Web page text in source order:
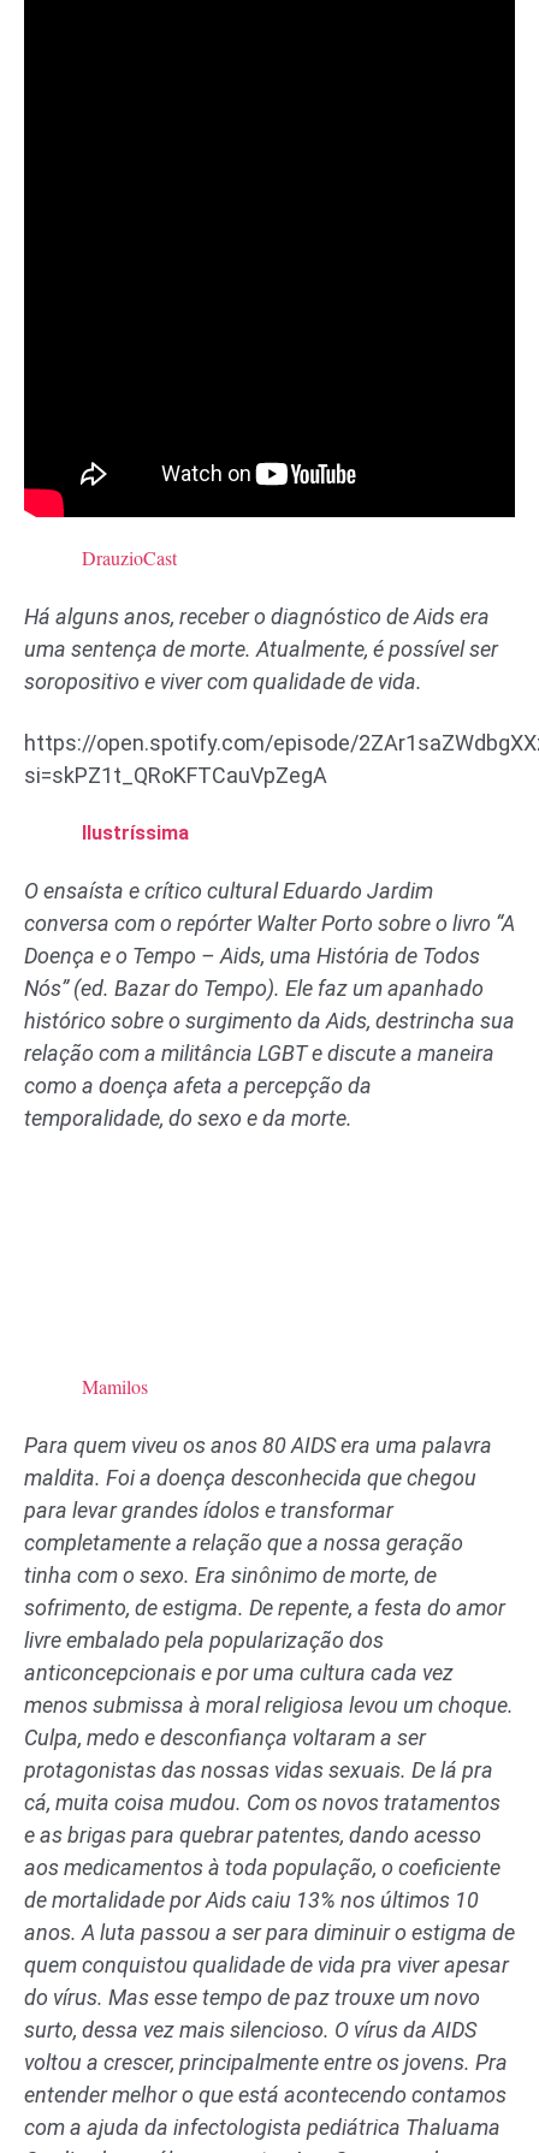
DrauzioCast
Há alguns anos, receber o diagnóstico de Aids era
uma sentença de morte. Atualmente, é possível ser
soropositivo e viver com qualidade de vida.
https://open.spotify.com/episode/
si=skPZ1t_QRoKFTCauVpZegA
Ilustríssima
O ensaísta e crítico cultural Eduardo Jardim
conversa com o repórter Walter Porto sobre o livro “A
Doença e o Tempo – Aids, uma História de Todos
Nós” (ed. Bazar do Tempo). Ele faz um apanhado
histórico sobre o surgimento da Aids, destrincha sua
relação com a militância LGBT e discute a maneira
como a doença afeta a percepção da
temporalidade, do sexo e da morte.
Mamilos
Para quem viveu os anos 80 AIDS era uma palavra
maldita. Foi a doença desconhecida que chegou
para levar grandes ídolos e transformar
completamente a relação que a nossa geração
tinha com o sexo. Era sinônimo de morte, de
sofrimento, de estigma. De repente, a festa do amor
livre embalado pela popularização dos
anticoncepcionais e por uma cultura cada vez
menos submissa à moral religiosa levou um choque.
Culpa, medo e desconfiança voltaram a ser
protagonistas das nossas vidas sexuais. De lá pra
cá, muita coisa mudou. Com os novos tratamentos
e as brigas para quebrar patentes, dando acesso
aos medicamentos à toda população, o coeficiente
de mortalidade por Aids caiu 13% nos últimos 10
anos. A luta passou a ser para diminuir o estigma de
quem conquistou qualidade de vida pra viver apesar
do vírus. Mas esse tempo de paz trouxe um novo
surto, dessa vez mais silencioso. O vírus da AIDS
voltou a crescer, principalmente entre os jovens. Pra
entender melhor o que está acontecendo contamos
com a ajuda da infectologista pediátrica Thaluama